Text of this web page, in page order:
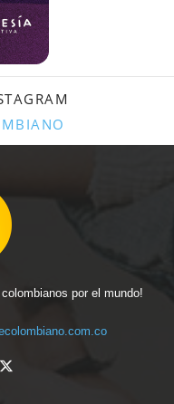
por el mundo!